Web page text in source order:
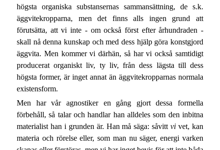
högsta organiska substansernas sammansättning, de s.k.
äggvitekropparna, men det finns alls ingen grund att
förutsätta, att vi inte - om också först efter århundraden -
skall nå denna kunskap och med dess hjälp göra konstgjord
äggvita. Men kommer vi därhän, så har vi också samtidigt
producerat organiskt liv, ty liv, från dess lägsta till dess
högsta former, är inget annat än äggvitekropparnas normala
existensform.
Men har vår agnostiker en gång gjort dessa formella
förbehåll, så talar och handlar han alldeles som den inbitna
materialist han i grunden är. Han må säga: såvittvi vet, kan
materia och rörelse eller, som man nu säger, energi varken